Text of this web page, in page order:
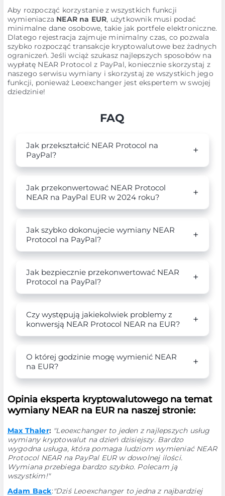
Aby rozpocząć korzystanie z wszystkich funkcji
wymieniacza NEAR na EUR, użytkownik musi podać
minimalne dane osobowe, takie jak portfele elektroniczne.
Dlatego rejestracja zajmuje minimalny czas, co pozwala
szybko rozpocząć transakcje kryptowalutowe bez żadnych
ograniczeń. Jeśli wciąż szukasz najlepszych sposobów na
wypłatę NEAR Protocol z PayPal, koniecznie skorzystaj z
naszego serwisu wymiany i skorzystaj ze wszystkich jego
funkcji, ponieważ Leoexchanger jest ekspertem w swojej
dziedzinie!
FAQ
Jak przekształcić NEAR Protocol na
PayPal?
Jak przekonwertować NEAR Protocol
NEAR na PayPal EUR w 2024 roku?
Jak szybko dokonujecie wymiany NEAR
Protocol na PayPal?
Jak bezpiecznie przekonwertować NEAR
Protocol na PayPal?
Czy występują jakiekolwiek problemy z
konwersją NEAR Protocol NEAR na EUR?
O której godzinie mogę wymienić NEAR
na EUR?
Opinia eksperta kryptowalutowego na temat
wymiany NEAR na EUR na naszej stronie:
Max Thaler: "Leoexchanger to jeden z najlepszych usług
wymiany kryptowalut na dzień dzisiejszy. Bardzo
wygodna usługa, która pomaga ludziom wymieniać NEAR
Protocol NEAR na PayPal EUR w dowolnej ilości.
Wymiana przebiega bardzo szybko. Polecam ją
wszystkim!"
Adam Back:"Dziś Leoexchanger to jedna z najbardziej